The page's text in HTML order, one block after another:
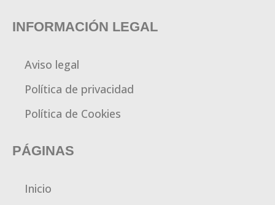
INFORMACIÓN LEGAL
Aviso legal
Política de privacidad
Política de Cookies
PÁGINAS
Inicio